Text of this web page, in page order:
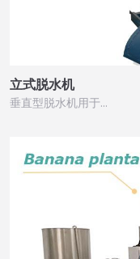
立式脱水机
垂直型脱水机用于…